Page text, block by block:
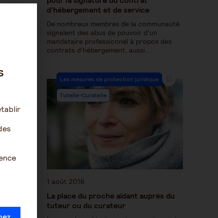
d’hébergement et de service
De nombreux membres de la communauté
signalent des abus de pouvoir d’un
mandataire professionnel à propos des
contrats d’hébergement, aussi…
Les mesures de protection juridique
Tutelle-Curatelle
1 août 2016
La place du proche aidant auprès du
tuteur ou du curateur